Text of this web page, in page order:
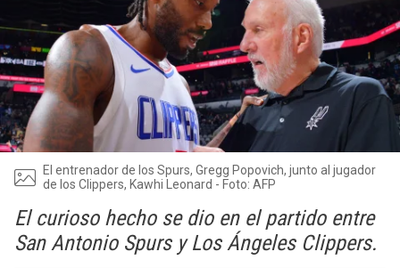
El entrenador de los Spurs, Gregg Popovich, junto al jugador
de los Clippers, Kawhi Leonard - Foto: AFP
El curioso hecho se dio en el partido entre
San Antonio Spurs y Los Ángeles Clippers.